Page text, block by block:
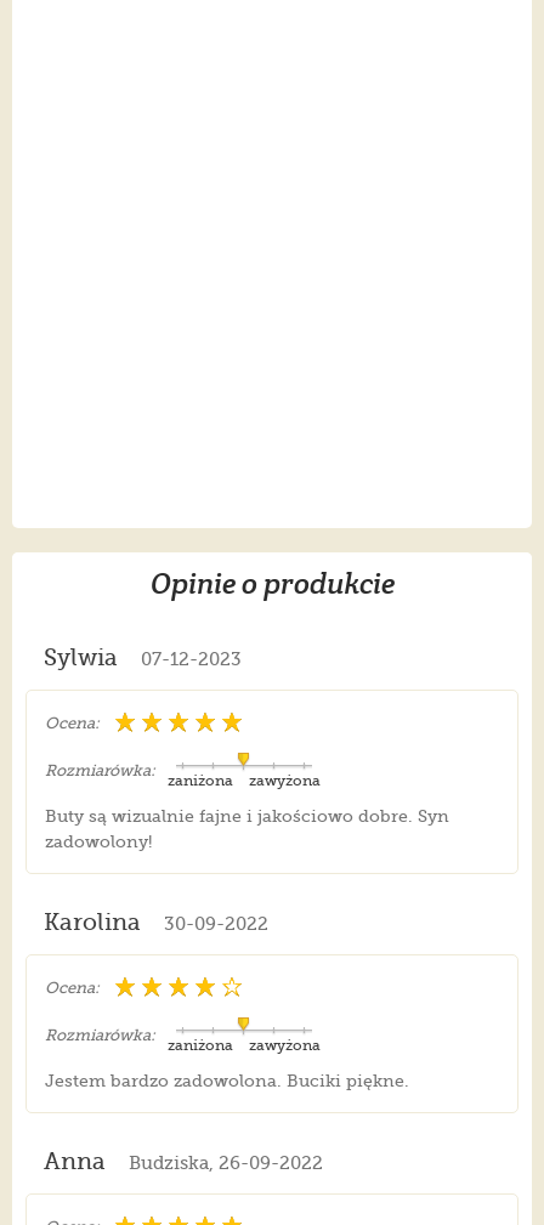
Opinie o produkcie
Sylwia 07-12-2023
Ocena:
Rozmiarówka:
zawyżona
zaniżona
Buty są wizualnie fajne i jakościowo dobre. Syn
zadowolony!
Karolina 30-09-2022
Ocena:
Rozmiarówka:
zawyżona
zaniżona
Jestem bardzo zadowolona. Buciki piękne.
Anna Budziska, 26-09-2022